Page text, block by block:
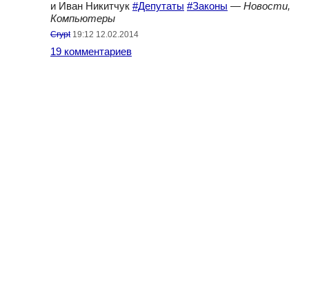
и Иван Никитчук #Депутаты #Законы — Новости,
Компьютеры
Crypt 19:12 12.02.2014
19 комментариев